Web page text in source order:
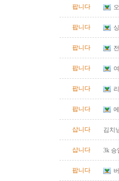
팝니다
팝니다
팝니다
팝니다
팝니다
팝니다
삽니다 김치
삽니다 3k 승
팝니다